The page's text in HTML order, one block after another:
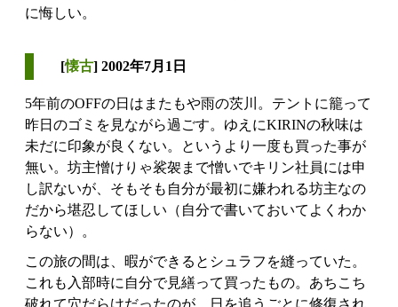
に悔しい。
[懐古] 2002年7月1日
5年前のOFFの日はまたもや雨の茨川。テントに籠って
昨日のゴミを見ながら過ごす。ゆえにKIRINの秋味は
未だに印象が良くない。というより一度も買った事が
無い。坊主憎けりゃ裟袈まで憎いでキリン社員には申
し訳ないが、そもそも自分が最初に嫌われる坊主なの
だから堪忍してほしい（自分で書いておいてよくわか
らない）。
この旅の間は、暇ができるとシュラフを縫っていた。
これも入部時に自分で見繕って買ったもの。あちこち
破れて穴だらけだったのが、日を追うごとに修復され